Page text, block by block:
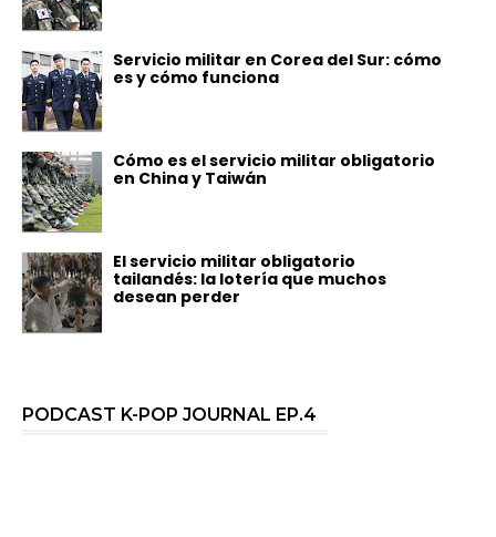
Servicio militar en Corea del Sur: cómo
es y cómo funciona
Cómo es el servicio militar obligatorio
en China y Taiwán
El servicio militar obligatorio
tailandés: la lotería que muchos
desean perder
PODCAST K-POP JOURNAL EP.4